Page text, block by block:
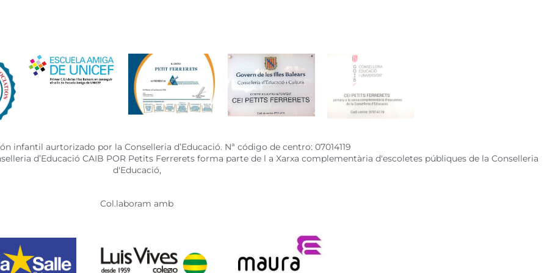
infantil aurtorizado por la Conselleria d’Educació. Nª código de centro: 07014119
d’Educació CAIB POR Petits Ferrerets forma parte de l a Xarxa complementària d'escoletes públiques de la Conselleria
d'Educació,
Col.laboram amb